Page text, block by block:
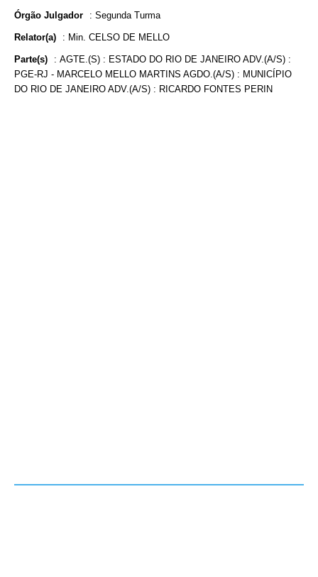
Órgão Julgador : Segunda Turma
Relator(a) : Min. CELSO DE MELLO
Parte(s) : AGTE.(S) : ESTADO DO RIO DE JANEIRO ADV.(A/S) :
PGE-RJ - MARCELO MELLO MARTINS AGDO.(A/S) : MUNICÍPIO
DO RIO DE JANEIRO ADV.(A/S) : RICARDO FONTES PERIN